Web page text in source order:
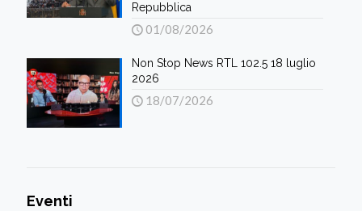
Repubblica
01/08/2026
Non Stop News RTL 102.5 18 luglio
2026
18/07/2026
Eventi